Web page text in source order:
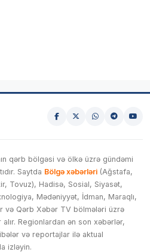
qərb bölgəsi və ölkə üzrə gündəmi
Saytda Bölgə xəbərləri (Ağstafa,
Tovuz), Hadisə, Sosial, Siyasət,
Mədəniyyət, İdman, Maraqlı,
və Qərb Xəbər TV bölmələri üzrə
Regionlardan ən son xəbərlər,
və reportajlar ilə aktual
izləyin.